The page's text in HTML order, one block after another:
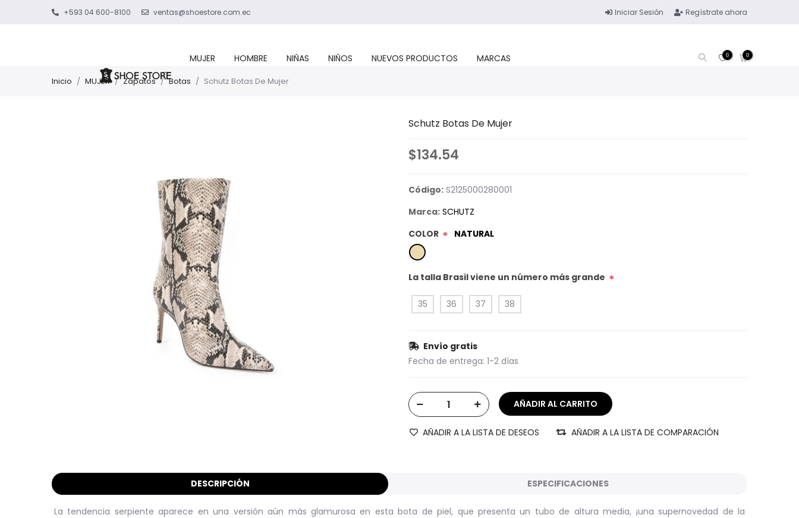
+593 04 600-8100 ventas@shoestore.com.ec Iniciar Sesión Regístrate ahora
MUJER HOMBRE NIÑAS NIÑOS NUEVOS PRODUCTOS MARCAS 0 0
Inicio / MUJER / Zapatos / Botas / Schutz Botas De Mujer
Schutz Botas De Mujer
$134.54
Código: S2125000280001
Marca: SCHUTZ
COLOR * NATURAL
La talla Brasil viene un número más grande *
35 36 37 38
Envío gratis
Fecha de entrega: 1-2 días
AÑADIR A LA LISTA DE DESEOS AÑADIR A LA LISTA DE COMPARACIÓN
DESCRIPCIÓN ESPECIFICACIONES
La tendencia serpiente aparece en una versión aún más glamurosa en esta bota de piel, que presenta un tubo de altura media, ¡una supernovedad de la